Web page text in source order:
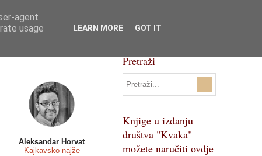
Svi natječaji
Pojmovnik
Aleksandar Horvat
Kajkavsko najže
Pretraži
Knjige u izdanju
društva "Kvaka"
možete naručiti ovdje
agent
usage
LEARN MORE GOT IT